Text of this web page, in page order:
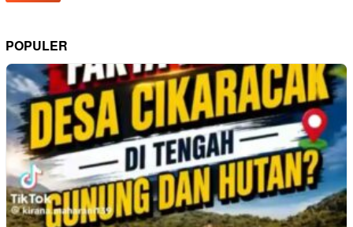
POPULER